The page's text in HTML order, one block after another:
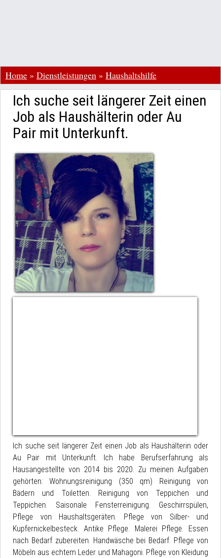
Home » Dienstleistungen » Haushaltshilfe
Ich suche seit längerer Zeit einen
Job als Haushälterin oder Au
Pair mit Unterkunft.
Ich suche seit längerer Zeit einen Job als Haushälterin oder
Au Pair mit Unterkunft. Ich habe Berufserfahrung als
Hausangestellte von 2014 bis 2020. Zu meinen Aufgaben
gehörten: Wohnungsreinigung (350 qm) Reinigung von
Bädern und Toiletten. Reinigung von Teppichen und
Teppichen. Saisonale Fensterreinigung. Geschirrspülen,
Pflege von Haushaltsgeräten. Pflege von Silber- und
Kupfernickelbesteck. Antike Pflege. Malerei Pflege. Essen
nach Bedarf zubereiten. Handwäsche bei Bedarf. Pflege von
Möbeln aus echtem Leder und Mahagoni. Pflege von Kleidung